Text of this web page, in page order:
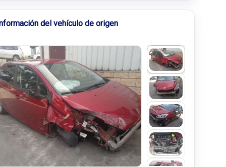
del vehículo de origen